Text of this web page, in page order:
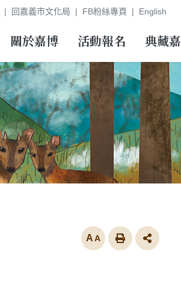
回嘉義市文化局 FB粉絲專頁 English
關於嘉博 活動報名 典藏嘉
放大